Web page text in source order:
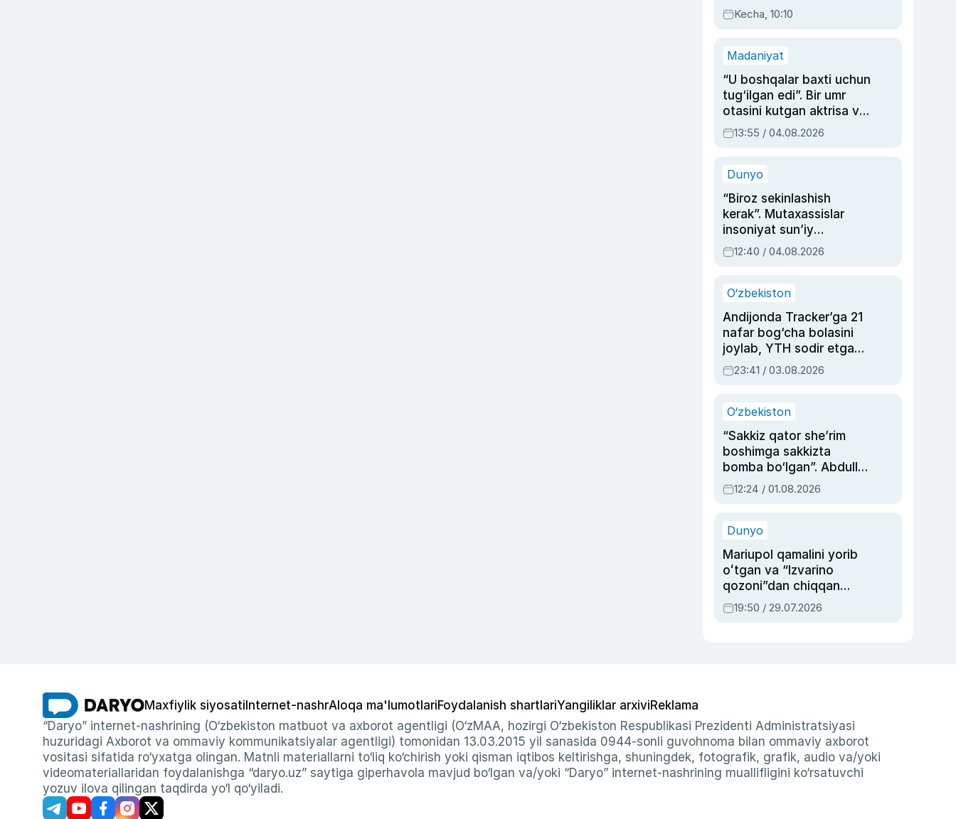
hukmi o‘qildi
Kecha, 10:10
Madaniyat
“U boshqalar baxti uchun
tug‘ilgan edi”. Bir umr
otasini kutgan aktrisa va
dublyaj ustasi Rimma
Ahmedovaning
13:55 / 04.08.2026
Dunyo
“Biroz sekinlashish
kerak”. Mutaxassislar
insoniyat sun’iy
intellektni boshqara
olmay qolishidan xavotir
12:40 / 04.08.2026
O‘zbekiston
Andijonda Tracker’ga 21
nafar bog‘cha bolasini
joylab, YTH sodir etgan
ayolga sud hukmi o‘qildi
23:41 / 03.08.2026
O‘zbekiston
“Sakkiz qator she’rim
boshimga sakkizta
bomba bo‘lgan”. Abdulla
Oripovni siyosiy
ayblovlardan asrab
12:24 / 01.08.2026
Dunyo
Mariupol qamalini yorib
oʻtgan va “Izvarino
qozoni”dan chiqqan
qahramon — Ukraina
armiyasi bosh
19:50 / 29.07.2026
Maxfiylik siyosati Internet-nashrAloqa ma'lumotlariFoydalanish shartlariYangiliklar arxiviReklama
“Daryo” internet-nashrining (O‘zbekiston matbuot va axborot agentligi (O‘zMAA, hozirgi O‘zbekiston Respublikasi Prezidenti Administratsiyasi
huzuridagi Axborot va ommaviy kommunikatsiyalar agentligi) tomonidan 13.03.2015 yil sanasida 0944-sonli guvohnoma bilan ommaviy axborot
vositasi sifatida ro‘yxatga olingan. Matnli materiallarni to‘liq ko‘chirish yoki qisman iqtibos keltirishga, shuningdek, fotografik, grafik, audio va/yoki
videomateriallaridan foydalanishga “daryo.uz” saytiga giperhavola mavjud bo‘lgan va/yoki “Daryo” internet-nashrining muallifligini ko‘rsatuvchi
yozuv ilova qilingan taqdirda yo‘l qo‘yiladi.